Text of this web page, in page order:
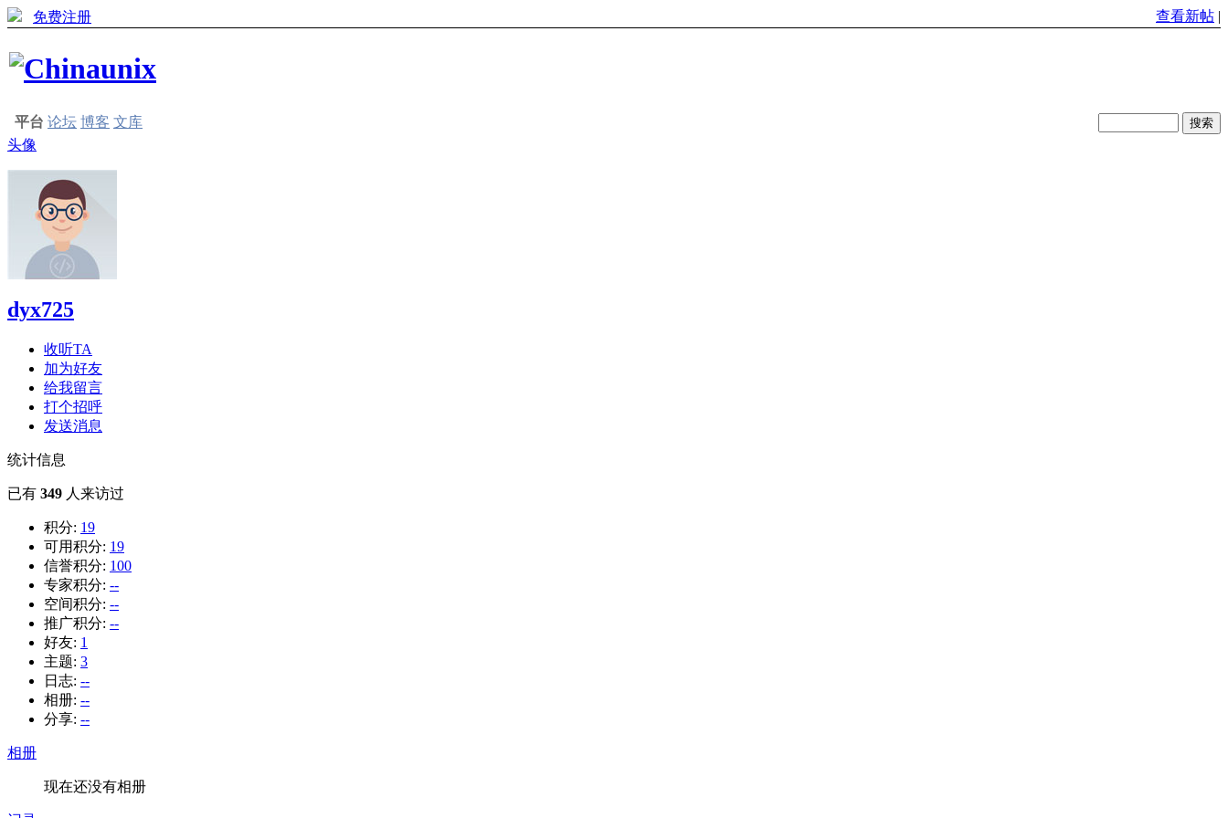
免费注册 查看新帖 |
平台 论坛 博客 文库
头像
dyx725
收听TA
加为好友
给我留言
打个招呼
发送消息
统计信息
已有 349 人来访过
积分: 19
可用积分: 19
信誉积分: 100
专家积分: --
空间积分: --
推广积分: --
好友: 1
主题: 3
日志: --
相册: --
分享: --
相册
现在还没有相册